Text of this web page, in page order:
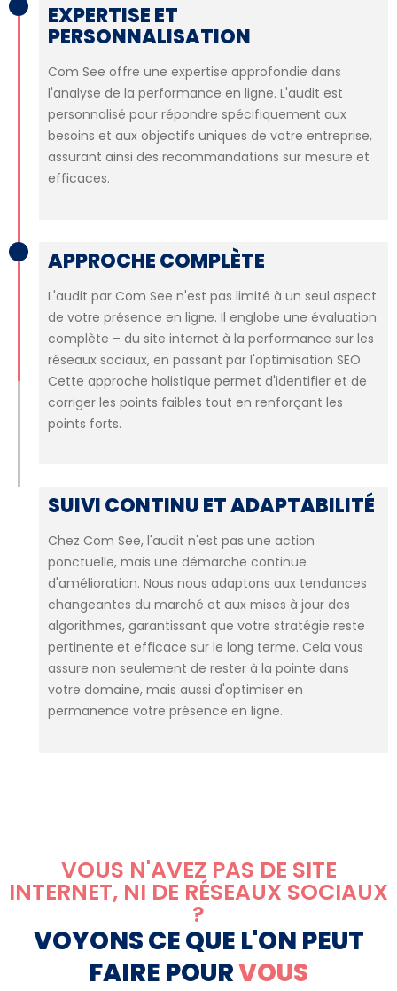
EXPERTISE ET
PERSONNALISATION
Com See offre une expertise approfondie dans
l'analyse de la performance en ligne. L'audit est
personnalisé pour répondre spécifiquement aux
besoins et aux objectifs uniques de votre entreprise,
assurant ainsi des recommandations sur mesure et
efficaces.
APPROCHE COMPLÈTE
L'audit par Com See n'est pas limité à un seul aspect
de votre présence en ligne. Il englobe une évaluation
complète – du site internet à la performance sur les
réseaux sociaux, en passant par l'optimisation SEO.
Cette approche holistique permet d'identifier et de
corriger les points faibles tout en renforçant les
points forts.
SUIVI CONTINU ET ADAPTABILITÉ
Chez Com See, l'audit n'est pas une action
ponctuelle, mais une démarche continue
d'amélioration. Nous nous adaptons aux tendances
changeantes du marché et aux mises à jour des
algorithmes, garantissant que votre stratégie reste
pertinente et efficace sur le long terme. Cela vous
assure non seulement de rester à la pointe dans
votre domaine, mais aussi d'optimiser en
permanence votre présence en ligne.
VOUS N'AVEZ PAS DE SITE
INTERNET, NI DE RÉSEAUX SOCIAUX
?
VOYONS CE QUE L'ON PEUT
FAIRE POURVOUS